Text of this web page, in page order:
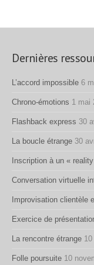
Dernières
L’accord impossible 6
Chrono-émotions 1 mai
Flashback express 30
La boucle étrange 30
Inscription à un «
Conversation virtuelle
Improvisation clientèle
Exercice de
La rencontre étrange
Folle poursuite 10